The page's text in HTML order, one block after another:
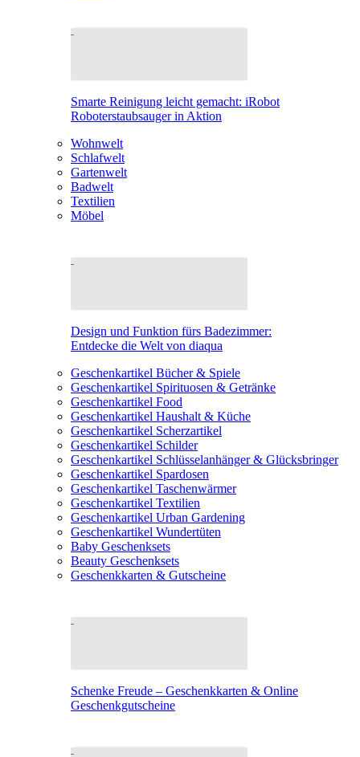
Smarte Reinigung leicht gemacht: iRobot
Roboterstaubsauger in Aktion
Wohnwelt
Schlafwelt
Gartenwelt
Badwelt
Textilien
Möbel
Design und Funktion fürs Badezimmer:
Entdecke die Welt von diaqua
Geschenkartikel Bücher & Spiele
Geschenkartikel Spirituosen & Getränke
Geschenkartikel Food
Geschenkartikel Haushalt & Küche
Geschenkartikel Scherzartikel
Geschenkartikel Schilder
Geschenkartikel Schlüsselanhänger & Glücksbringer
Geschenkartikel Spardosen
Geschenkartikel Taschenwärmer
Geschenkartikel Textilien
Geschenkartikel Urban Gardening
Geschenkartikel Wundertüten
Baby Geschenksets
Beauty Geschenksets
Geschenkkarten & Gutscheine
Schenke Freude – Geschenkkarten & Online
Geschenkgutscheine